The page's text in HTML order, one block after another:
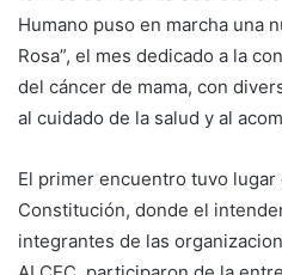
Humano puso en marcha una
Rosa”, el mes dedicado a la
del cáncer de mama, con
al cuidado de la salud y al
El primer encuentro tuvo lugar
Constitución, donde el
integrantes de las